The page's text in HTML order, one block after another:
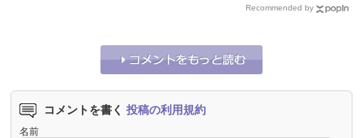
Recommended by
コメントを書く 投稿の利用規約
名前